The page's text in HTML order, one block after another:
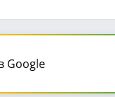
Google